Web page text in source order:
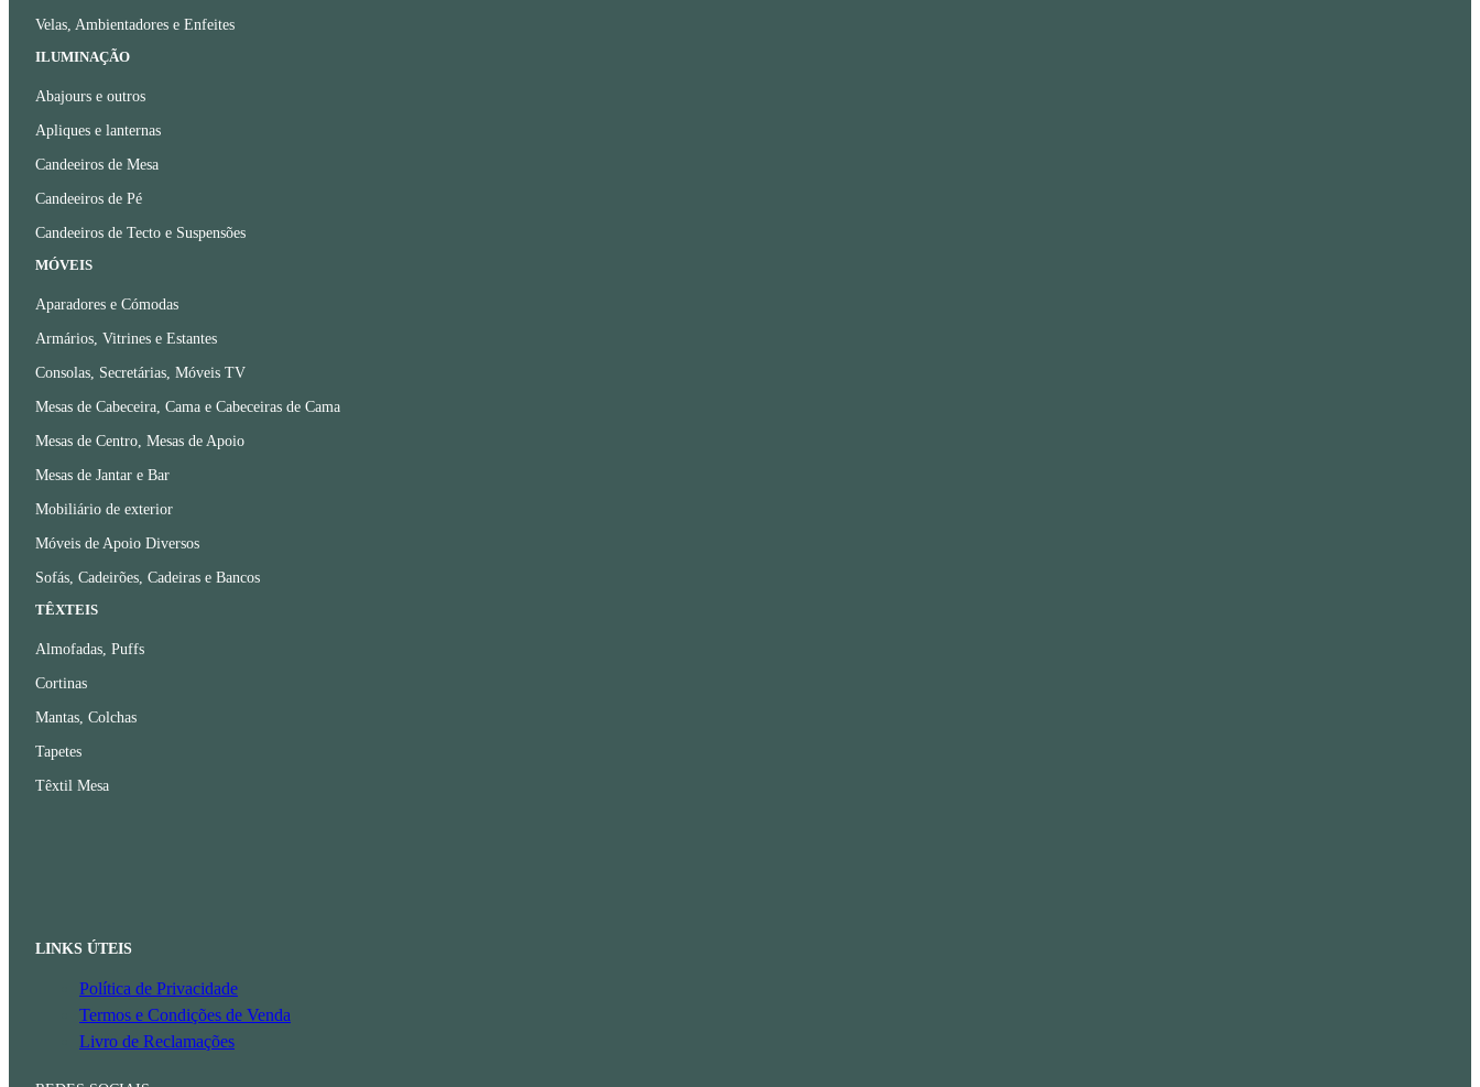
Velas, Ambientadores e Enfeites
ILUMINAÇÃO
Abajours e outros
Apliques e lanternas
Candeeiros de Mesa
Candeeiros de Pé
Candeeiros de Tecto e Suspensões
MÓVEIS
Aparadores e Cómodas
Armários, Vitrines e Estantes
Consolas, Secretárias, Móveis TV
Mesas de Cabeceira, Cama e Cabeceiras de Cama
Mesas de Centro, Mesas de Apoio
Mesas de Jantar e Bar
Mobiliário de exterior
Móveis de Apoio Diversos
Sofás, Cadeirões, Cadeiras e Bancos
TÊXTEIS
Almofadas, Puffs
Cortinas
Mantas, Colchas
Tapetes
Têxtil Mesa
LINKS ÚTEIS
Política de Privacidade
Termos e Condições de Venda
Livro de Reclamações